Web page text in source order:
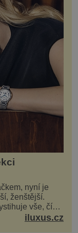
nyní je
ženštější.
vše, čím
sto dvacet...
iluxus.cz